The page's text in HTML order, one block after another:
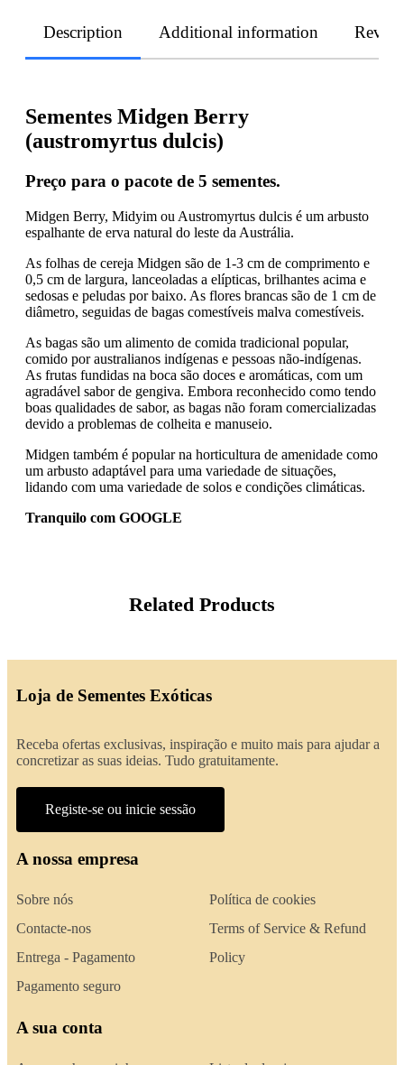
Description Additional information
Sementes Midgen Berry
(austromyrtus dulcis)
Preço para o pacote de 5 sementes.
Midgen Berry, Midyim ou Austromyrtus dulcis é um arbusto
espalhante de erva natural do leste da Austrália.
As folhas de cereja Midgen são de 1-3 cm de comprimento e
0,5 cm de largura, lanceoladas a elípticas, brilhantes acima e
sedosas e peludas por baixo. As flores brancas são de 1 cm de
diâmetro, seguidas de bagas comestíveis malva comestíveis.
As bagas são um alimento de comida tradicional popular,
comido por australianos indígenas e pessoas não-indígenas.
As frutas fundidas na boca são doces e aromáticas, com um
agradável sabor de gengiva. Embora reconhecido como tendo
boas qualidades de sabor, as bagas não foram comercializadas
devido a problemas de colheita e manuseio.
Midgen também é popular na horticultura de amenidade como
um arbusto adaptável para uma variedade de situações,
lidando com uma variedade de solos e condições climáticas.
Tranquilo com GOOGLE
Related Products
Loja de Sementes Exóticas
Receba ofertas exclusivas, inspiração e muito mais para ajudar a
concretizar as suas ideias. Tudo gratuitamente.
Registe-se ou inicie sessão
A nossa empresa
Sobre nós
Contacte-nos
Entrega - Pagamento
Pagamento seguro
Política de cookies
Terms of Service & Refund
Policy
A sua conta